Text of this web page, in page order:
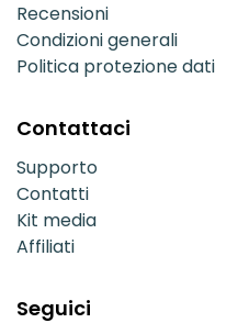
Recensioni
Condizioni generali
Politica protezione dati
Contattaci
Supporto
Contatti
Kit media
Affiliati
Seguici